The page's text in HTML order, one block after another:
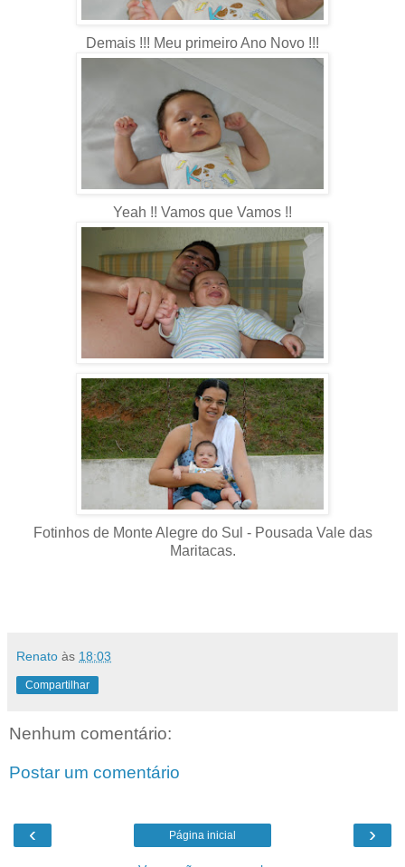
Demais !!! Meu primeiro Ano Novo !!!
Yeah !! Vamos que Vamos !!
Fotinhos de Monte Alegre do Sul - Pousada Vale das
Maritacas.
Renato às 18:03
Compartilhar
Nenhum comentário:
Postar um comentário
‹ ›
Página inicial